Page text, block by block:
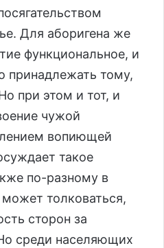
Для аборигена же
функциональное, и
принадлежать тому,
при этом и тот, и
чужой
вопиющей
такое
по-разному в
толковаться,
сторон за
среди населяющих